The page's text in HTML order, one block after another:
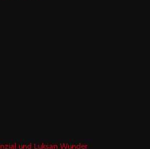
und Luksan Wunder